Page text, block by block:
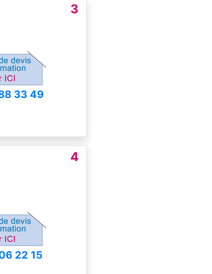
3
33 49
4
22 15